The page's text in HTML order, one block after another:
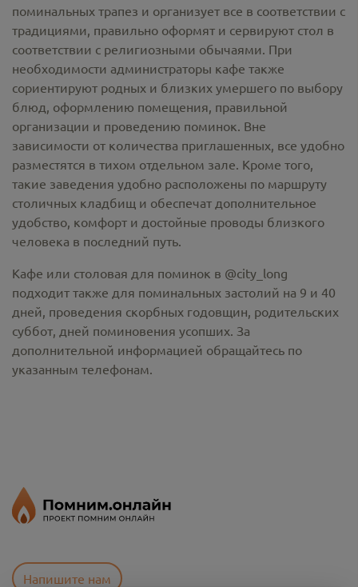
поминальных трапез и организует все в соответствии с
традициями, правильно оформят и сервируют стол в
соответствии с религиозными обычаями. При
необходимости администраторы кафе также
сориентируют родных и близких умершего по выбору
блюд, оформлению помещения, правильной
организации и проведению поминок. Вне
зависимости от количества приглашенных, все удобно
разместятся в тихом отдельном зале. Кроме того,
такие заведения удобно расположены по маршруту
столичных кладбищ и обеспечат дополнительное
удобство, комфорт и достойные проводы близкого
человека в последний путь.
Кафе или столовая для поминок в @city_long
подходит также для поминальных застолий на 9 и 40
дней, проведения скорбных годовщин, родительских
суббот, дней поминовения усопших. За
дополнительной информацией обращайтесь по
указанным телефонам.
Напишите нам